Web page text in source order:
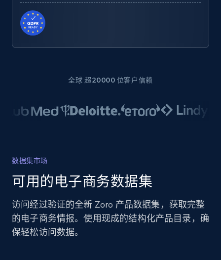
全球 超20000 位客户信赖
数据集市场
可用的电子商务数据集
访问经过验证的全新 Zoro 产品数据集，获取完整
的电子商务情报。使用现成的结构化产品目录，确
保轻松访问数据。